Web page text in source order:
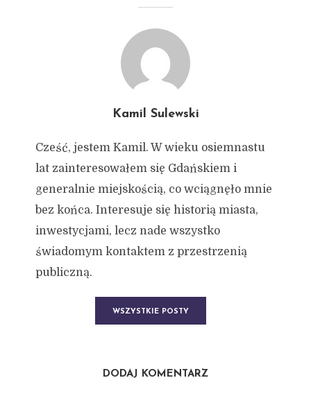
Kamil Sulewski
Cześć, jestem Kamil. W wieku osiemnastu
lat zainteresowałem się Gdańskiem i
generalnie miejskością, co wciągnęło mnie
bez końca. Interesuje się historią miasta,
inwestycjami, lecz nade wszystko
świadomym kontaktem z przestrzenią
publiczną.
WSZYSTKIE POSTY
DODAJ KOMENTARZ